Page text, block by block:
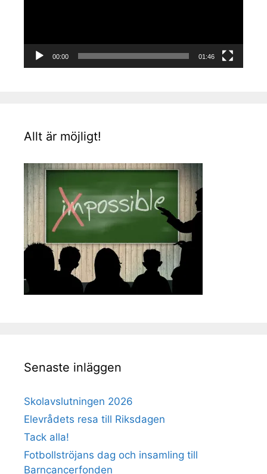
00:00 01:46
Allt är möjligt!
Senaste inläggen
Skolavslutningen 2026
Elevrådets resa till Riksdagen
Tack alla!
Fotbollströjans dag och insamling till
Barncancerfonden